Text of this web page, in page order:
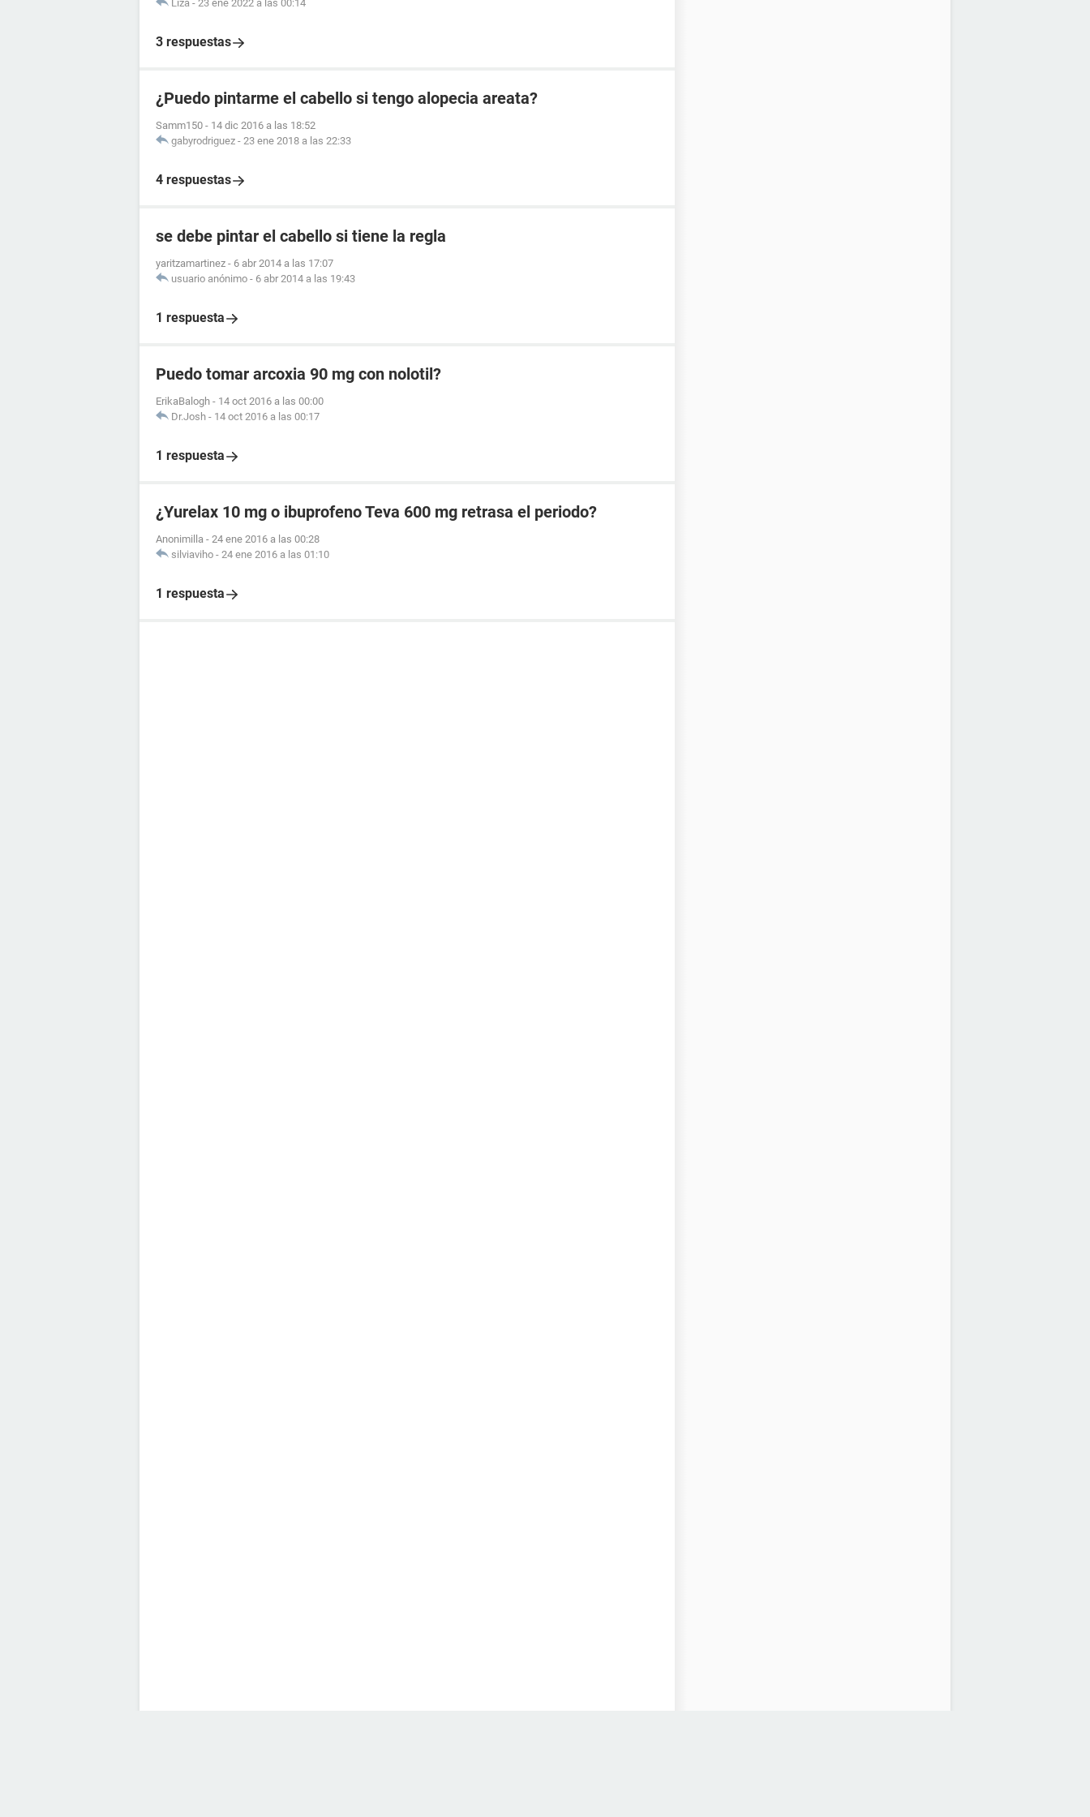
Liza - 23 ene 2022 a las 00:14
3 respuestas
¿Puedo pintarme el cabello si tengo alopecia areata?
Samm150 - 14 dic 2016 a las 18:52
gabyrodriguez - 23 ene 2018 a las 22:33
4 respuestas
se debe pintar el cabello si tiene la regla
yaritzamartinez - 6 abr 2014 a las 17:07
usuario anónimo - 6 abr 2014 a las 19:43
1 respuesta
Puedo tomar arcoxia 90 mg con nolotil?
ErikaBalogh - 14 oct 2016 a las 00:00
Dr.Josh - 14 oct 2016 a las 00:17
1 respuesta
¿Yurelax 10 mg o ibuprofeno Teva 600 mg retrasa el periodo?
Anonimilla - 24 ene 2016 a las 00:28
silviaviho - 24 ene 2016 a las 01:10
1 respuesta